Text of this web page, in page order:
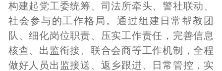
构建起党工委统筹、司法所牵头、警社联动、
社会参与的工作格局。通过组建日常帮教团
队、细化岗位职责、压实工作责任，完善信息
核查、出监衔接、联合会商等工作机制，全程
做好人员出监接送、返乡跟进、日常管控，实